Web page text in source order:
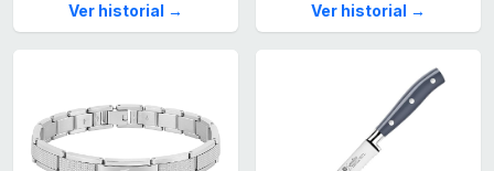
Ver historial →
Ver historial →